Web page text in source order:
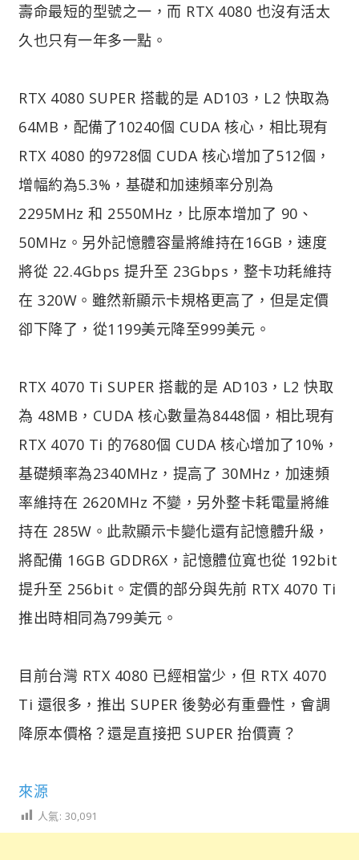
壽命最短的型號之一，而 RTX 4080 也沒有活太
久也只有一年多一點。
RTX 4080 SUPER 搭載的是 AD103，L2 快取為
64MB，配備了10240個 CUDA 核心，相比現有
RTX 4080 的9728個 CUDA 核心增加了512個，
增幅約為5.3%，基礎和加速頻率分別為
2295MHz 和 2550MHz，比原本增加了 90、
50MHz。另外記憶體容量將維持在16GB，速度
將從 22.4Gbps 提升至 23Gbps，整卡功耗維持
在 320W。雖然新顯示卡規格更高了，但是定價
卻下降了，從1199美元降至999美元。
RTX 4070 Ti SUPER 搭載的是 AD103，L2 快取
為 48MB，CUDA 核心數量為8448個，相比現有
RTX 4070 Ti 的7680個 CUDA 核心增加了10%，
基礎頻率為2340MHz，提高了 30MHz，加速頻
率維持在 2620MHz 不變，另外整卡耗電量將維
持在 285W。此款顯示卡變化還有記憶體升級，
將配備 16GB GDDR6X，記憶體位寬也從 192bit
提升至 256bit。定價的部分與先前 RTX 4070 Ti
推出時相同為799美元。
目前台灣 RTX 4080 已經相當少，但 RTX 4070
Ti 還很多，推出 SUPER 後勢必有重疊性，會調
降原本價格？還是直接把 SUPER 抬價賣？
來源
人氣: 30,091